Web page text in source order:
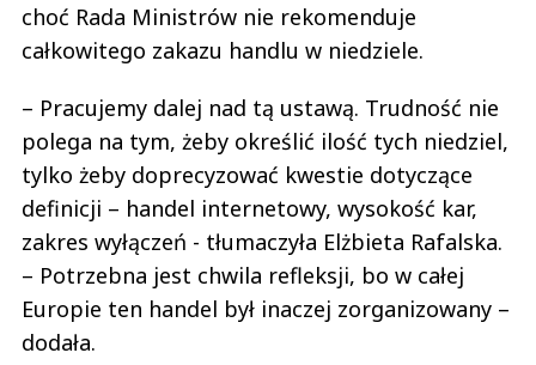
choć Rada Ministrów nie rekomenduje
całkowitego zakazu handlu w niedziele.
– Pracujemy dalej nad tą ustawą. Trudność nie
polega na tym, żeby określić ilość tych niedziel,
tylko żeby doprecyzować kwestie dotyczące
definicji – handel internetowy, wysokość kar,
zakres wyłączeń - tłumaczyła Elżbieta Rafalska.
– Potrzebna jest chwila refleksji, bo w całej
Europie ten handel był inaczej zorganizowany –
dodała.